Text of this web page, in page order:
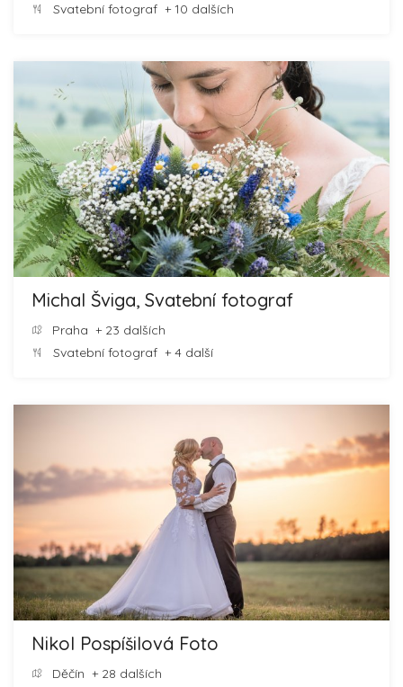
Svatební fotograf + 10 dalších
Michal Šviga, Svatební fotograf
Praha + 23 dalších
Svatební fotograf + 4 další
Nikol Pospíšilová Foto
Děčín + 28 dalších